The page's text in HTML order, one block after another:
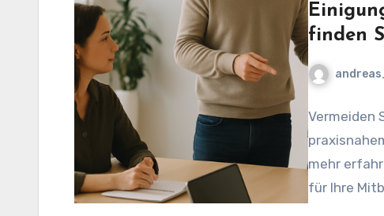
finden
Vermeiden
mehr
für Ihre